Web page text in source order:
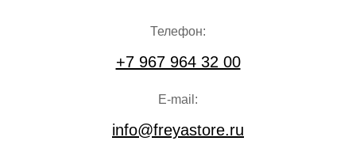
Телефон:
+7 967 964 32 00
E-mail:
info@freyastore.ru